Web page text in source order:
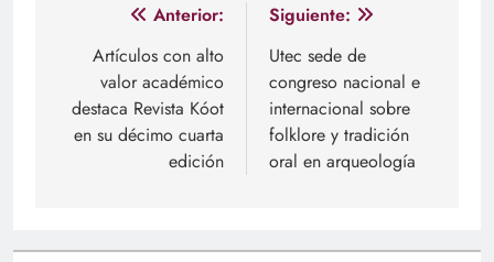
Navegación
entradas
Anterior:
Artículos con alto
valor académico
destaca Revista Kóot
en su décimo cuarta
edición
Siguiente:
Utec sede de
congreso nacional e
internacional sobre
folklore y tradición
oral en arqueología